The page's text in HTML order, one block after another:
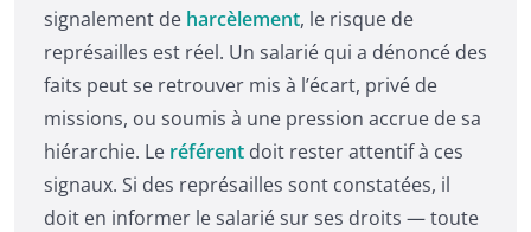
signalement de harcèlement, le risque de
représailles est réel. Un salarié qui a dénoncé des
faits peut se retrouver mis à l’écart, privé de
missions, ou soumis à une pression accrue de sa
hiérarchie. Le référent doit rester attentif à ces
signaux. Si des représailles sont constatées, il
doit en informer le salarié sur ses droits — toute